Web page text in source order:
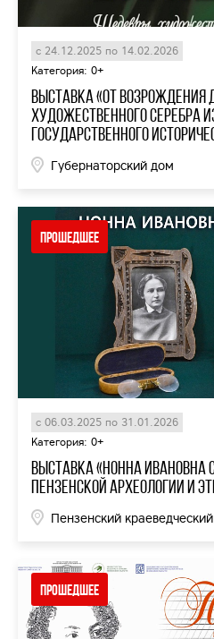
с 24.12.2025 по 14.02.2026
Категория: 0+
Выставка «От
художественного серебра
Государственного
Губернаторский дом
Прошедшее
с 06.03.2025 по 31.01.2026
Категория: 0+
Выставка «Нонна Ивановна
пензенской археологии и
Пензенский
Прошедшее